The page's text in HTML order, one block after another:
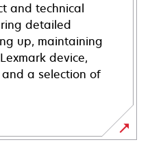
and technical
detailed
up, maintaining
device,
a selection of